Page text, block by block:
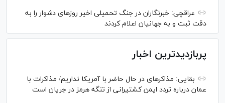
عراقچی: خبرنگاران در جنگ تحمیلی اخیر روز‌های دشوار را به
دقت ثبت و به جهانیان اعلام کردند
پربازدیدترین اخبار
بقایی: مذاکره‎ای در حال حاضر با آمریکا نداریم/ مذاکرات با
عمان درباره تردد ایمن کشتیرانی از تنگه هرمز در جریان است